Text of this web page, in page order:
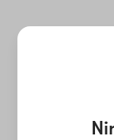
¡Ay,